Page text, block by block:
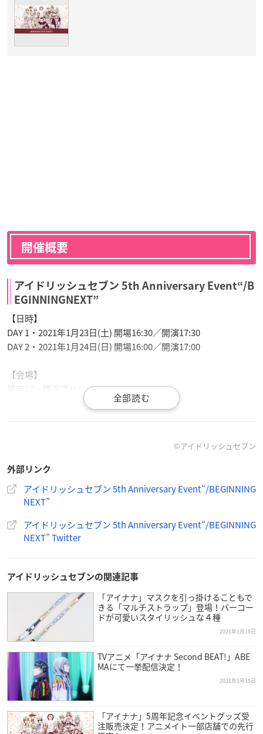
開催概要
アイドリッシュセブン 5th Anniversary Event“/B
EGINNINGNEXT”
【日時】
DAY 1・2021年1月23日(土) 開場16:30／開演17:30
DAY 2・2021年1月24日(日) 開場16:00／開演17:00
【会場】
神奈川・横浜アリーナ
小野賢章（七瀬陸役）、増田俊樹（和泉一織役）、白井悠介
役）、広瀬裕也（亥清悠役）、木村昴（狗丸トウマ役）、西山
宏太朗（棗巳波役）、近藤隆（御堂虎於役）
代永翼（和泉三月役）、KENN（四葉環役）、江口拓也（六弥
ナギ役）、羽多野渉（八乙女楽役）、斉藤壮馬（九条天役）、
小野賢章（七瀬陸役）、増田俊樹（和泉一織役）、代永翼（和
泉三月役）、KENN（四葉環役）、阿部敦（逢坂壮五役）、保
志総一朗（百役）、広瀬裕也（亥清悠役）、木村昴（狗丸トウ
マ役）、西山宏太朗（棗巳波役）、近藤隆（御堂虎於役）
※朗読劇に声のみ出演
白井悠介（二階堂大和役）、江口拓也（六弥ナギ役）、羽多野
渉（八乙女楽役）、斉藤壮馬（九条天役）、佐藤拓也（十龍之
介役）、立花慎之介（千役）
©アイドリッシュセブン
外部リンク
アイドリッシュセブン 5th Anniversary Event“/BEGINNING
NEXT”
アイドリッシュセブン 5th Anniversary Event“/BEGINNING
NEXT” Twitter
アイドリッシュセブンの関連記事
「アイナナ」マスクを引っ掛けることもで
きる「マルチストラップ」登場！バーコー
ドが可愛いスタイリッシュな４種
2021年1月16日
TVアニメ「アイナナ Second BEAT!」ABE
MAにて一挙配信決定！
2021年1月15日
「アイナナ」5周年記念イベントグッズ受
注販売決定！アニメイト一部店舗での先行